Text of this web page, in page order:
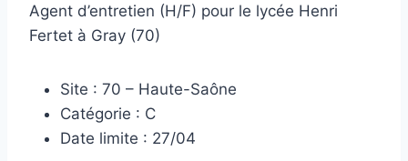
Agent d’entretien (H/F) pour le lycée Henri
Fertet à Gray (70)
Site : 70 – Haute-Saône
Catégorie : C
Date limite : 27/04